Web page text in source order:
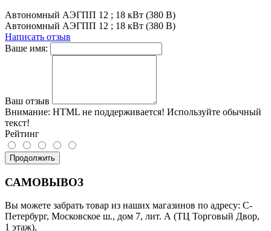
Автономный АЭГПП 12 ; 18 кВт (380 В)
Автономный АЭГПП 12 ; 18 кВт (380 В)
Написать отзыв
Ваше имя:
Ваш отзыв
Внимание: HTML не поддерживается! Используйте обычный
текст!
Рейтинг
Продолжить
САМОВЫВОЗ
Вы можете забрать товар из наших магазинов по адресу: С-
Петербург, Московское ш., дом 7, лит. А (ТЦ Торговый Двор,
1 этаж),